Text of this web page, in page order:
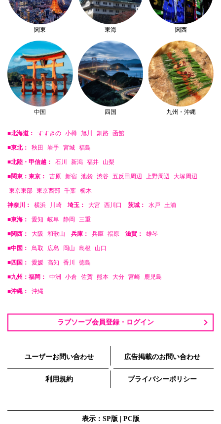
関東 東海 関西
中国 四国 九州・沖縄
■北海道： すすきの 小樽 旭川 釧路 函館
■東北： 秋田 岩手 宮城 福島
■北陸・甲信越： 石川 新潟 福井 山梨
■関東：東京： 吉原 新宿 池袋 渋谷 五反田周辺 上野周辺 大塚周辺
東京東部 東京西部 千葉 栃木
神奈川： 横浜 川崎 埼玉： 大宮 西川口 茨城： 水戸 土浦
■東海： 愛知 岐阜 静岡 三重
■関西： 大阪 和歌山 兵庫： 兵庫 福原 滋賀： 雄琴
■中国： 鳥取 広島 岡山 島根 山口
■四国： 愛媛 高知 香川 徳島
■九州：福岡： 中洲 小倉 佐賀 熊本 大分 宮崎 鹿児島
■沖縄： 沖縄
ラブソープ会員登録・ログイン
ユーザーお問い合わせ 広告掲載のお問い合わせ
利用規約 プライバシーポリシー
表示：SP版 | PC版